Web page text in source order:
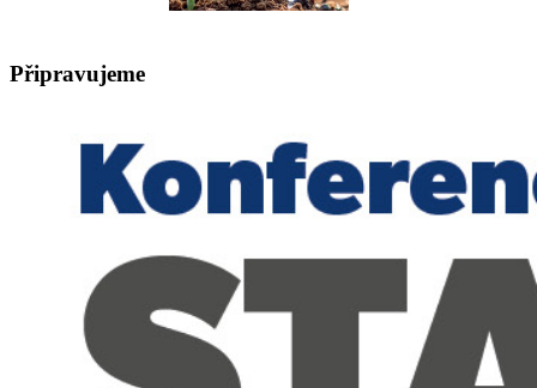
Připravujeme